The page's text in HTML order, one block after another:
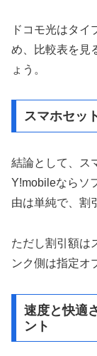
ドコモ光はタイ
め、比較表を見
ょう。
スマホセッ
結論として、ス
Y!mobileならソ
由は単純で、割
ただし割引額は
ンク側は指定オ
速度と快適
ント